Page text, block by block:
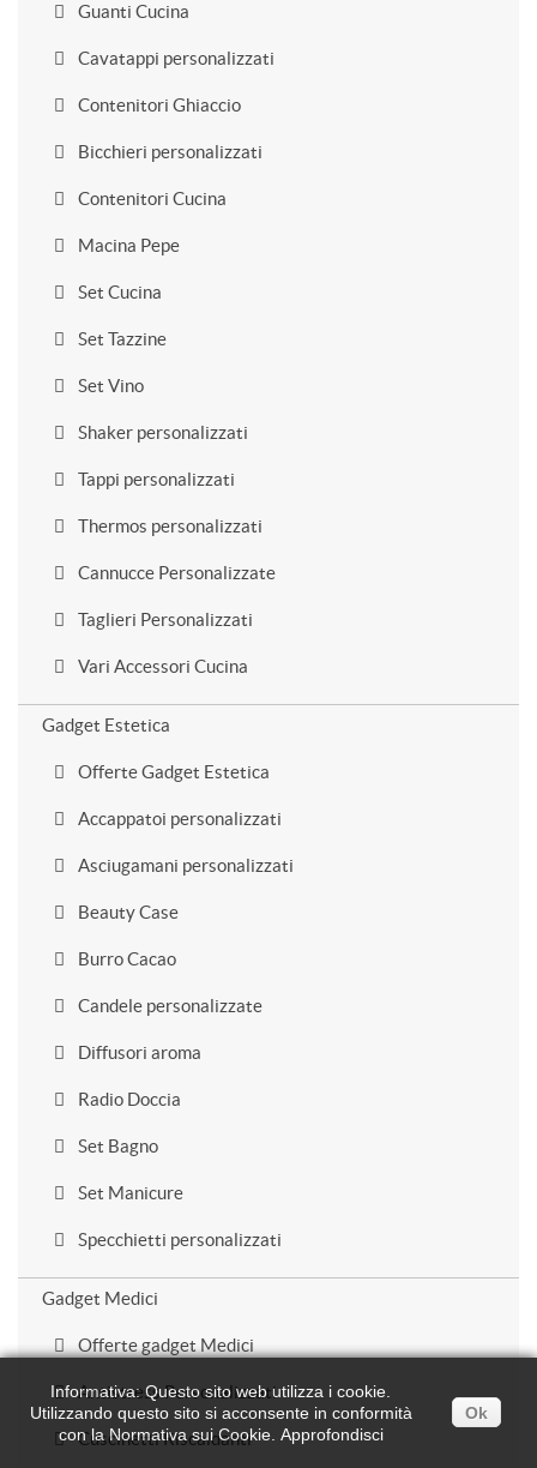
Guanti Cucina
Cavatappi personalizzati
Contenitori Ghiaccio
Bicchieri personalizzati
Contenitori Cucina
Macina Pepe
Set Cucina
Set Tazzine
Set Vino
Shaker personalizzati
Tappi personalizzati
Thermos personalizzati
Cannucce Personalizzate
Taglieri Personalizzati
Vari Accessori Cucina
Gadget Estetica
Offerte Gadget Estetica
Accappatoi personalizzati
Asciugamani personalizzati
Beauty Case
Burro Cacao
Candele personalizzate
Diffusori aroma
Radio Doccia
Set Bagno
Set Manicure
Specchietti personalizzati
Gadget Medici
Offerte gadget Medici
Antistress Personalizzati
Cuscinetti Riscaldanti
Informativa: Questo sito web utilizza i cookie.
Utilizzando questo sito si acconsente in conformità
con la Normativa sui Cookie. Approfondisci
Ok